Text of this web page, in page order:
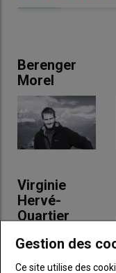
Berenger
Morel
Virginie
Hervé-
Quartier
Gestion des
Ce site utilise des